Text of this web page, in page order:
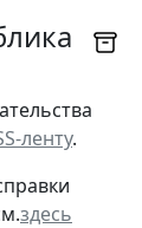
ленту.
здесь